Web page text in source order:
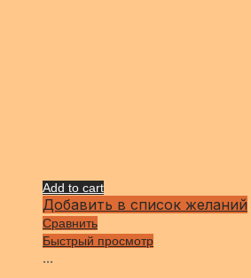
Add to cart
Добавить в список желаний
Сравнить
Быстрый просмотр
...